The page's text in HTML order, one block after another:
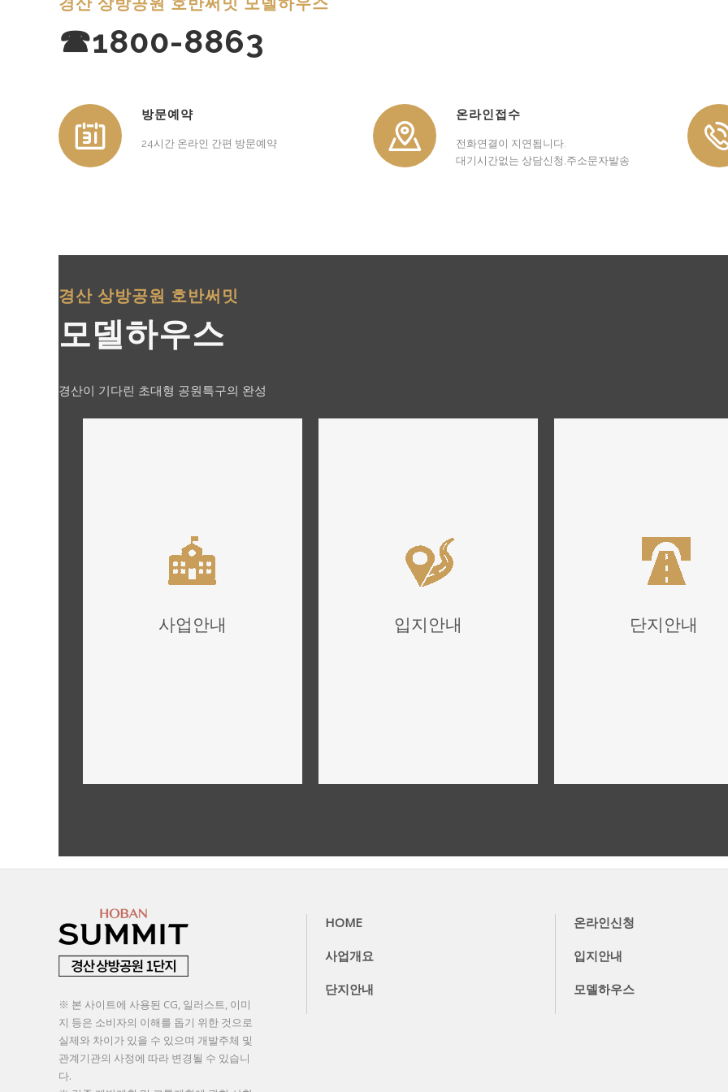
☎1800-8863
방문예약
24시간 온라인 간편 방문예약
온라인접수
전화연결이 지연됩니다.
대기시간없는 상담신청,주소문자발송
경산 상방공원 호반써밋
모델하우스
경산이 기다린 초대형 공원특구의 완성
사업안내 입지안내 단지안내
※ 본 사이트에 사용된 CG, 일러스트, 이미
지 등은 소비자의 이해를 돕기 위한 것으로
실제와 차이가 있을 수 있으며 개발주체 및
관계기관의 사정에 따라 변경될 수 있습니
다.
HOME 온라인신청
사업개요 입지안내
단지안내 모델하우스